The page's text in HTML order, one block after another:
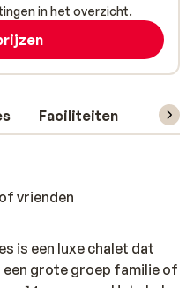
Faciliteiten
vrienden
is een luxe chalet dat
grote groep familie of
in het overzicht.